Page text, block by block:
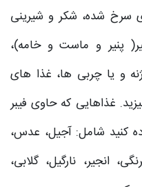
سرخ شده، شکر و شیرینی
پنیر و ماست و خامه)،
و یا چربی ها، غذا های
غذاهایی که حاوی فیبر
کنید شامل: آجیل، عدس،
انجیر، نارگیل، گلابی،